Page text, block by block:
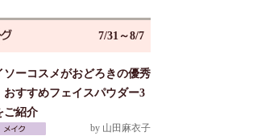
7/31～8/7
ソーコスメがおどろきの優秀
おすすめフェイスパウダー3
ご紹介
by 山田麻衣子